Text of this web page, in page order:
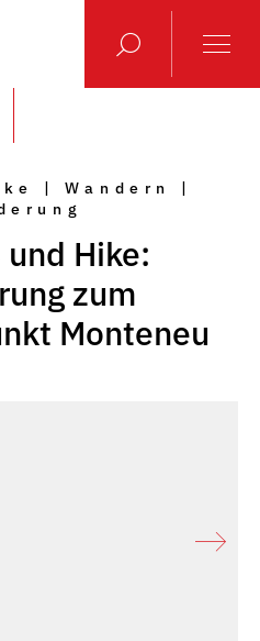
| Wandern |
und Hike:
zum
Monteneu